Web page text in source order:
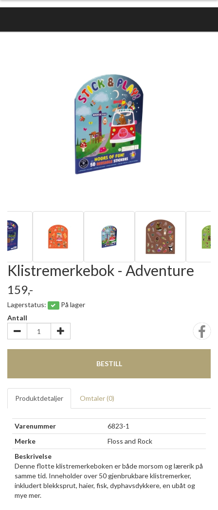
Klistremerkebok - Adventure
159,-
Lagerstatus:
På lager
Antall
BESTILL
Produktdetaljer Omtaler (0)
Varenummer
6823-1
Merke
Floss and Rock
Beskrivelse
Denne flotte klistremerkeboken er både morsom og lærerik på
samme tid. Inneholder over 50 gjenbrukbare klistremerker,
inkludert blekksprut, haier, fisk, dyphavsdykkere, en ubåt og
mye mer.